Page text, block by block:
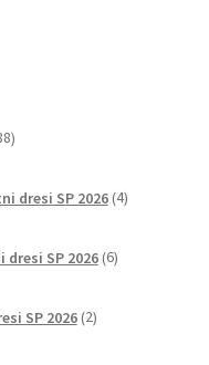
izdelkov
dresi SP 2026 4izdelki
SP 2026 6izdelkov
SP 2026 2izdelka